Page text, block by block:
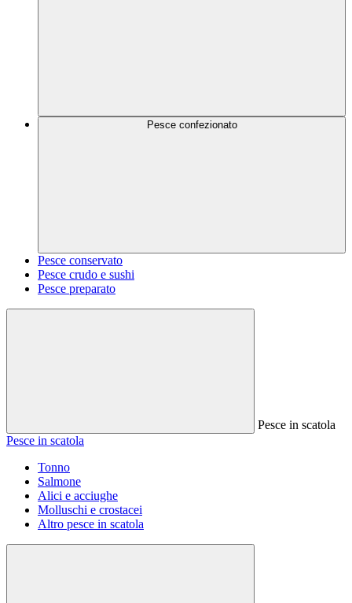
Pesce confezionato
Pesce conservato
Pesce crudo e sushi
Pesce preparato
Pesce in scatola
Pesce in scatola
Tonno
Salmone
Alici e acciughe
Molluschi e crostacei
Altro pesce in scatola